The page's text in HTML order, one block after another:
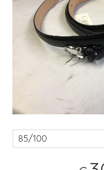
85/100